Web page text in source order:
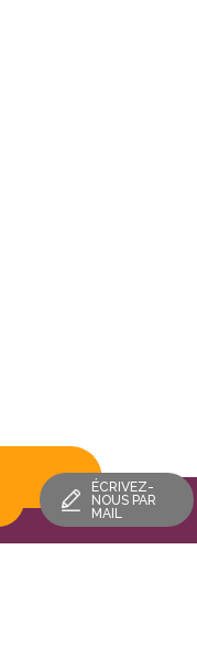
ÉCRIVEZ-
NOUS PAR
MAIL